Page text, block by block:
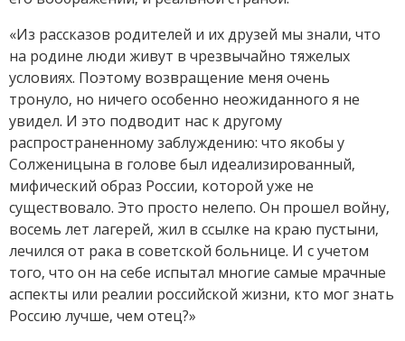
«Из рассказов родителей и их друзей мы знали, что
на родине люди живут в чрезвычайно тяжелых
условиях. Поэтому возвращение меня очень
тронуло, но ничего особенно неожиданного я не
увидел. И это подводит нас к другому
распространенному заблуждению: что якобы у
Солженицына в голове был идеализированный,
мифический образ России, которой уже не
существовало. Это просто нелепо. Он прошел войну,
восемь лет лагерей, жил в ссылке на краю пустыни,
лечился от рака в советской больнице. И с учетом
того, что он на себе испытал многие самые мрачные
аспекты или реалии российской жизни, кто мог знать
Россию лучше, чем отец?»